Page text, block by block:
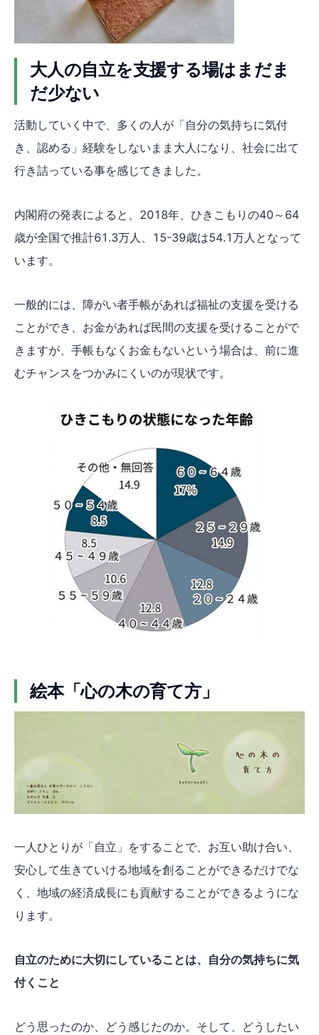
大人の自立を支援する場はまだま
だ少ない
活動していく中で、多くの人が「自分の気持ちに気付
き、認める」経験をしないまま大人になり、社会に出て
行き詰っている事を感じてきました。
内閣府の発表によると、2018年、ひきこもりの40～64
歳が全国で推計61.3万人、15-39歳は54.1万人となって
います。
一般的には、障がい者手帳があれば福祉の支援を受ける
ことができ、お金があれば民間の支援を受けることがで
きますが、手帳もなくお金もないという場合は、前に進
むチャンスをつかみにくいのが現状です。
絵本「心の木の育て方」
一人ひとりが「自立」をすることで、お互い助け合い、
安心して生きていける地域を創ることができるだけでな
く、地域の経済成長にも貢献することができるようにな
ります。
自立のために大切にしていることは、自分の気持ちに気
付くこと
どう思ったのか、どう感じたのか。そして、どうしたい